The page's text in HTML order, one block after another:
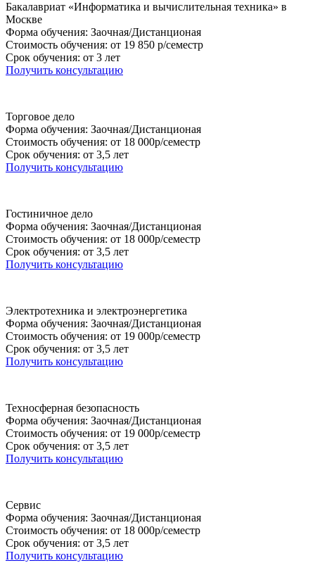
Бакалавриат «Информатика и вычислительная техника» в
Москве
Форма обучения: Заочная/Дистанционая
Стоимость обучения: от 19 850 р/семестр
Срок обучения: от 3 лет
Получить консультацию
Торговое дело
Форма обучения: Заочная/Дистанционая
Стоимость обучения: от 18 000р/семестр
Срок обучения: от 3,5 лет
Получить консультацию
Гостиничное дело
Форма обучения: Заочная/Дистанционая
Стоимость обучения: от 18 000р/семестр
Срок обучения: от 3,5 лет
Получить консультацию
Электротехника и электроэнергетика
Форма обучения: Заочная/Дистанционая
Стоимость обучения: от 19 000р/семестр
Срок обучения: от 3,5 лет
Получить консультацию
Техносферная безопасность
Форма обучения: Заочная/Дистанционая
Стоимость обучения: от 19 000р/семестр
Срок обучения: от 3,5 лет
Получить консультацию
Сервис
Форма обучения: Заочная/Дистанционая
Стоимость обучения: от 18 000р/семестр
Срок обучения: от 3,5 лет
Получить консультацию